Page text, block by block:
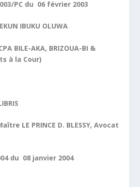
PC du 06 février 2003
IBUKU OLUWA
BILE-AKA, BRIZOUA-BI &
à la Cour)
LE PRINCE D. BLESSY, Avocat
du 08 janvier 2004